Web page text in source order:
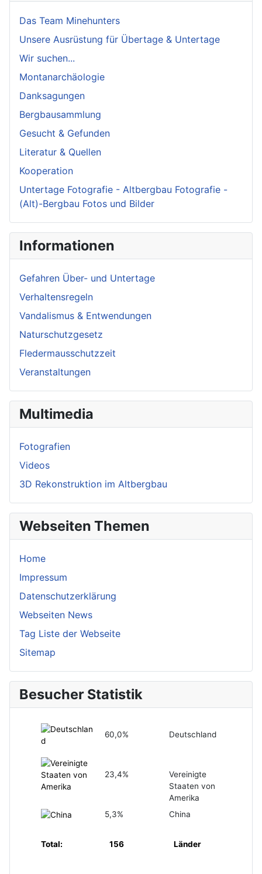
Das Team Minehunters
Unsere Ausrüstung für Übertage & Untertage
Wir suchen...
Montanarchäologie
Danksagungen
Bergbausammlung
Gesucht & Gefunden
Literatur & Quellen
Kooperation
Untertage Fotografie - Altbergbau Fotografie -
(Alt)-Bergbau Fotos und Bilder
Informationen
Gefahren Über- und Untertage
Verhaltensregeln
Vandalismus & Entwendungen
Naturschutzgesetz
Fledermausschutzzeit
Veranstaltungen
Multimedia
Fotografien
Videos
3D Rekonstruktion im Altbergbau
Webseiten Themen
Home
Impressum
Datenschutzerklärung
Webseiten News
Tag Liste der Webseite
Sitemap
Besucher Statistik
60,0% Deutschland
23,4%
Vereinigte
Staaten von
Amerika
5,3%
China
Total: 156 Länder